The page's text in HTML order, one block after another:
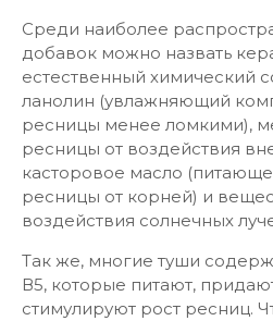
Среди наиболее
добавок можно назвать
естественный химический
ланолин (увлажняющий
ресницы менее ломкими),
ресницы от воздействия
касторовое масло
ресницы от корней) и
воздействия солнечных
Так же, многие туши
В5, которые питают,
стимулируют рост ресниц.